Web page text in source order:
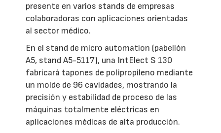
presente en varios stands de empresas
colaboradoras con aplicaciones orientadas
al sector médico.
En el stand de micro automation (pabellón
A5, stand A5-5117), una IntElect S 130
fabricará tapones de polipropileno mediante
un molde de 96 cavidades, mostrando la
precisión y estabilidad de proceso de las
máquinas totalmente eléctricas en
aplicaciones médicas de alta producción.